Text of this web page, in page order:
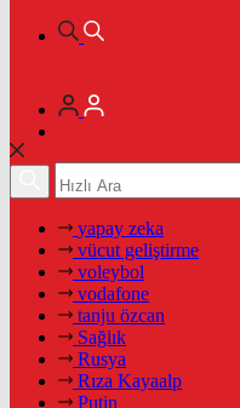
yapay zeka
vücut geliştirme
voleybol
vodafone
tanju özcan
Sağlık
Rusya
Rıza Kayaalp
Putin